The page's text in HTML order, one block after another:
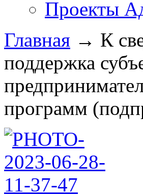
Проекты
Главная → К
поддержка
программ